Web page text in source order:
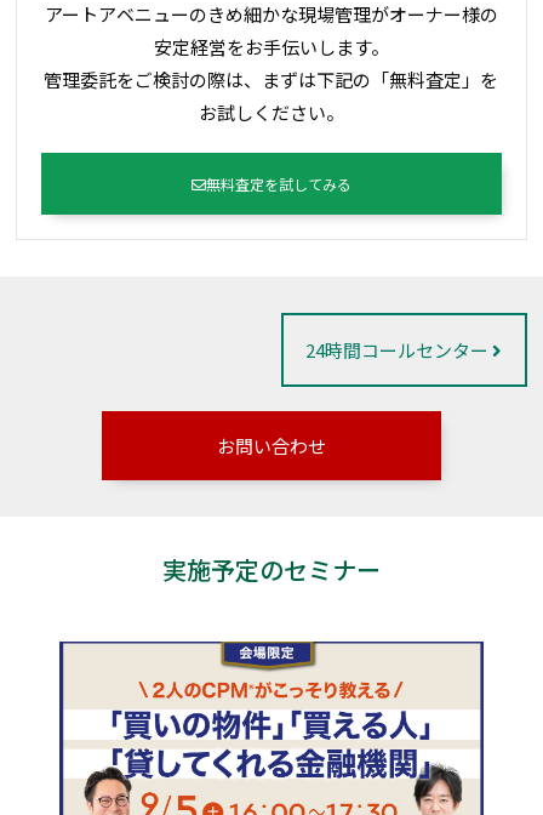
アートアベニューのきめ細かな現場管理がオーナー様の
安定経営をお手伝いします。
管理委託をご検討の際は、まずは下記の「無料査定」を
お試しください。
無料査定を試してみる
お問い合わせ
24時間コールセンター
実施予定のセミナー